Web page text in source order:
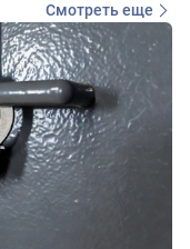
Смотреть еще